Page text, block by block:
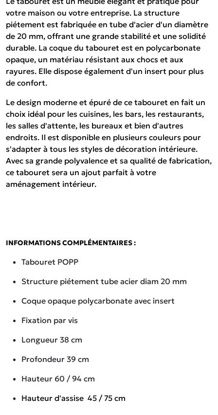
votre maison ou votre entreprise. La structure
piétement est fabriquée en tube d'acier d'un diamètre
de 20 mm, offrant une grande stabilité et une solidité
durable. La coque du tabouret est en polycarbonate
opaque, un matériau résistant aux chocs et aux
rayures. Elle dispose également d'un insert pour plus
de confort.
Le design moderne et épuré de ce tabouret en fait un
choix idéal pour les cuisines, les bars, les restaurants,
les salles d'attente, les bureaux et bien d'autres
endroits. Il est disponible en plusieurs couleurs pour
s'adapter à tous les styles de décoration intérieure.
Avec sa grande polyvalence et sa qualité de fabrication,
ce tabouret sera un ajout parfait à votre
aménagement intérieur.
INFORMATIONS COMPLÉMENTAIRES :
Tabouret POPP
Structure piétement tube acier diam 20 mm
Coque opaque polycarbonate avec insert
Fixation par vis
Longueur 38 cm
Profondeur 39 cm
Hauteur 60 / 94 cm
Hauteur d'assise 45 / 75 cm